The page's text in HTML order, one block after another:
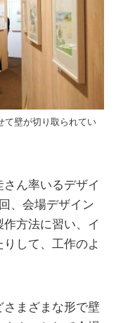
て壁が切り取られてい
ん率いるデザイ
、会場デザイン
方法に習い、イ
して、工作のよ
さまざまな形で壁